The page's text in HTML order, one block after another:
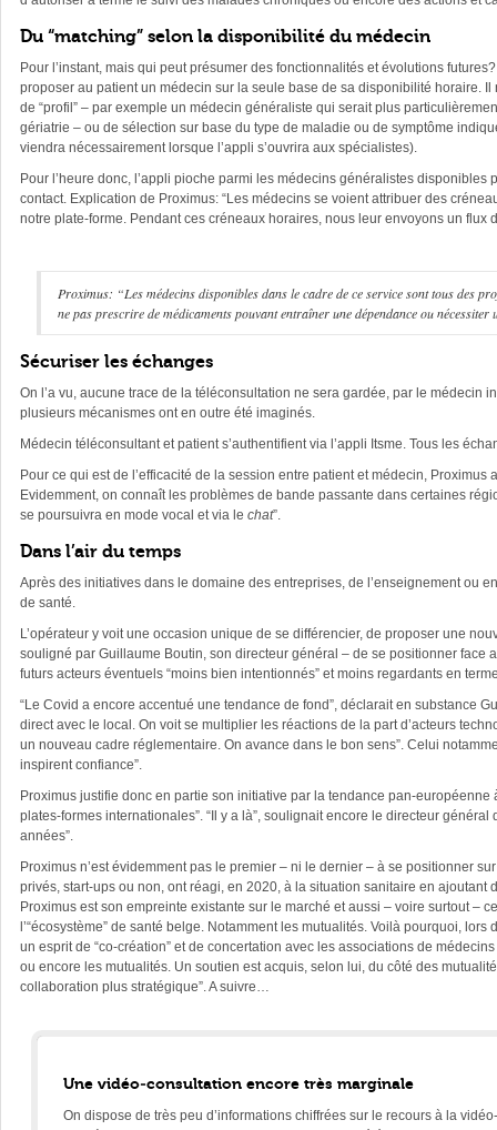
Du “matching” selon la disponibilité du médecin
Pour l’instant, mais qui peut présumer des fonctionnalités et évolutions
proposer au patient un médecin sur la seule base de sa disponibilité horaire. Il
de “profil” – par exemple un médecin généraliste qui serait plus
gériatrie – ou de sélection sur base du type de maladie ou de symptôme
viendra nécessairement lorsque l’appli s’ouvrira aux spécialistes).
Pour l’heure donc, l’appli pioche parmi les médecins généralistes disponibles
contact. Explication de Proximus: “Les médecins se voient attribuer des
notre plate-forme. Pendant ces créneaux horaires, nous leur envoyons un
Proximus: “Les médecins disponibles dans le cadre de ce service sont tous des
ne pas prescrire de médicaments pouvant entraîner une dépendance ou
Sécuriser les échanges
On l’a vu, aucune trace de la téléconsultation ne sera gardée, par le
plusieurs mécanismes ont en outre été imaginés.
Médecin téléconsultant et patient s’authentifient via l’appli Itsme. Tous les
Pour ce qui est de l’efficacité de la session entre patient et médecin,
Evidemment, on connaît les problèmes de bande passante dans certaines
se poursuivra en mode vocal et via le chat”.
Dans l’air du temps
Après des initiatives dans le domaine des entreprises, de l’enseignement ou
de santé.
L’opérateur y voit une occasion unique de se différencier, de proposer une
souligné par Guillaume Boutin, son directeur général – de se positionner face
futurs acteurs éventuels “moins bien intentionnés” et moins regardants en
“Le Covid a encore accentué une tendance de fond”, déclarait en substance
direct avec le local. On voit se multiplier les réactions de la part d’acteurs
un nouveau cadre réglementaire. On avance dans le bon sens”. Celui
inspirent confiance”.
Proximus justifie donc en partie son initiative par la tendance pan-
plates-formes internationales”. “Il y a là”, soulignait encore le directeur
années”.
Proximus n’est évidemment pas le premier – ni le dernier – à se positionner
privés, start-ups ou non, ont réagi, en 2020, à la situation sanitaire en
Proximus est son empreinte existante sur le marché et aussi – voire surtout –
l’“écosystème” de santé belge. Notamment les mutualités. Voilà pourquoi,
un esprit de “co-création” et de concertation avec les associations de
ou encore les mutualités. Un soutien est acquis, selon lui, du côté des
collaboration plus stratégique”. A suivre…
Une vidéo-consultation encore très marginale
On dispose de très peu d’informations chiffrées sur le recours à la